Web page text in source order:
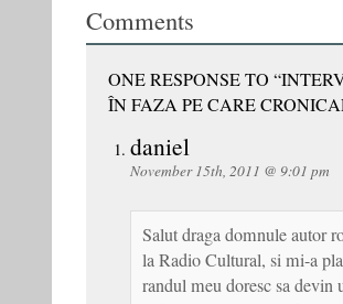
Comments
ONE RESPONSE TO
ÎN FAZA PE CARE
daniel
November 15th, 2011 @ 9:01 pm
Salut draga domnule autor
la Radio Cultural, si mi-a
randul meu doresc sa devin